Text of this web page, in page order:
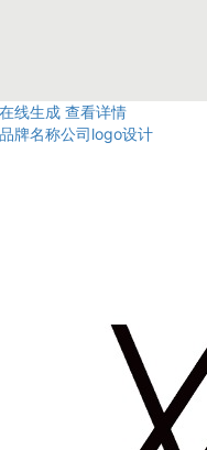
在线生成 查看详情
品牌名称公司logo设计